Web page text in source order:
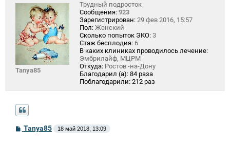
Tanya85
Трудный подросток
Сообщения: 923
Зарегистрирован: 29 фев 2016, 15:57
Пол: Женский
Сколько попыток ЭКО: 3
Стаж бесплодия: 6
В каких клиниках проводилось лечение:
Эмбрилайф, МЦРМ
Откуда: Ростов -на-Дону
Благодарил (а): 84 раза
Поблагодарили: 212 раз
СTanya85 18 май 2018, 13:09